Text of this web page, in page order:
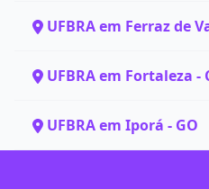
UFBRA em Ferraz de
UFBRA em Fortaleza -
UFBRA em Iporá - GO